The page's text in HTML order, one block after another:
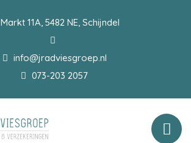
Markt 11A, 5482 NE, Schijndel
info@jradviesgroep.nl
073-203 2057